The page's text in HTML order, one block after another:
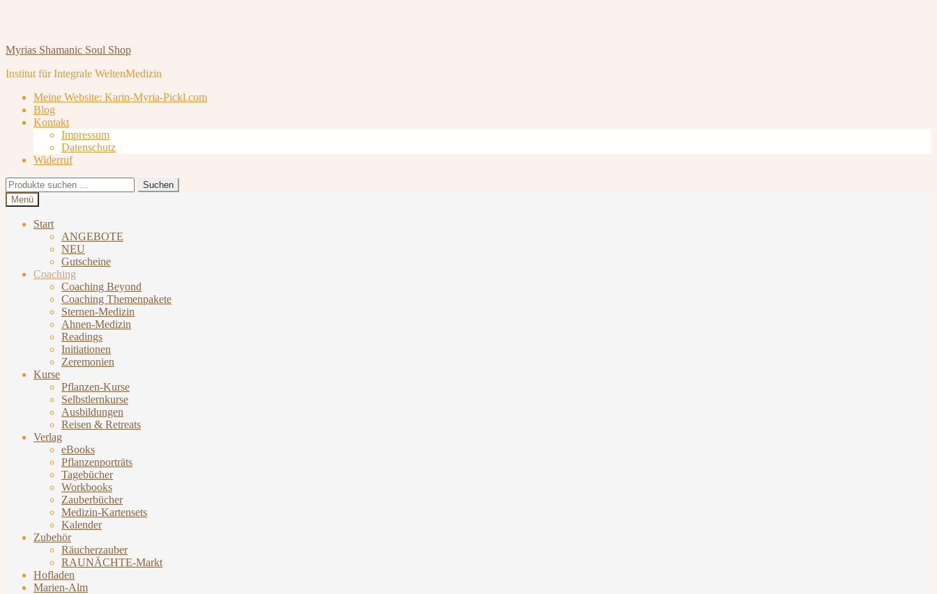
Zur
springen
Zum
springen
Myrias Shamanic Soul Shop
Institut für Integrale WeltenMedizin
Meine Website: Karin-Myria-Pickl.com
Blog
Kontakt
Impressum
Datenschutz
Widerruf
Suchen
nach:
Suchen
Menü
Start
ANGEBOTE
NEU
Gutscheine
Coaching
Coaching Beyond
Coaching Themenpakete
Sternen-Medizin
Ahnen-Medizin
Readings
Initiationen
Zeremonien
Kurse
Pflanzen-Kurse
Selbstlernkurse
Ausbildungen
Reisen & Retreats
Verlag
eBooks
Pflanzenporträts
Tagebücher
Workbooks
Zauberbücher
Medizin-Kartensets
Kalender
Zubehör
Räucherzauber
RAUNÄCHTE-Markt
Hofladen
Marien-Alm